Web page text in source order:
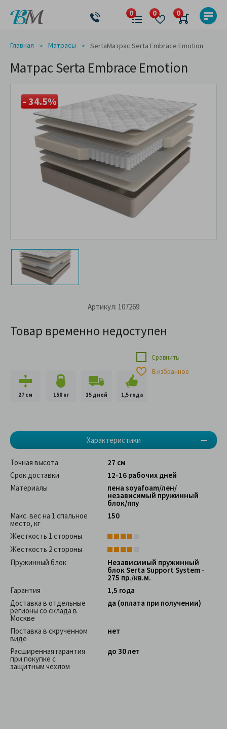
Главная Матрасы SertaМатрас Serta Embrace Emotion
Матрас Serta Embrace Emotion
- 34.5%
Артикул: 107269
Товар временно недоступен
Сравнить
В избранное
27 см 150 кг 15 дней 1,5 года
Характеристики
Точная высота
27 см
Срок доставки
12-16 рабочих дней
Материалы
пена soyafoam/лен/
независимый пружинный
блок/ппу
Макс. вес на 1 спальное
место, кг
150
Жесткость 1 стороны
Жесткость 2 стороны
Пружинный блок
Независимый пружинный
блок Serta Support System -
275 пр./кв.м.
Гарантия
1,5 года
Доставка в отдельные
регионы со склада в
Москве
да (оплата при получении)
Поставка в скрученном
виде
нет
Расширенная гарантия
при покупке с
защитным чехлом
до 30 лет